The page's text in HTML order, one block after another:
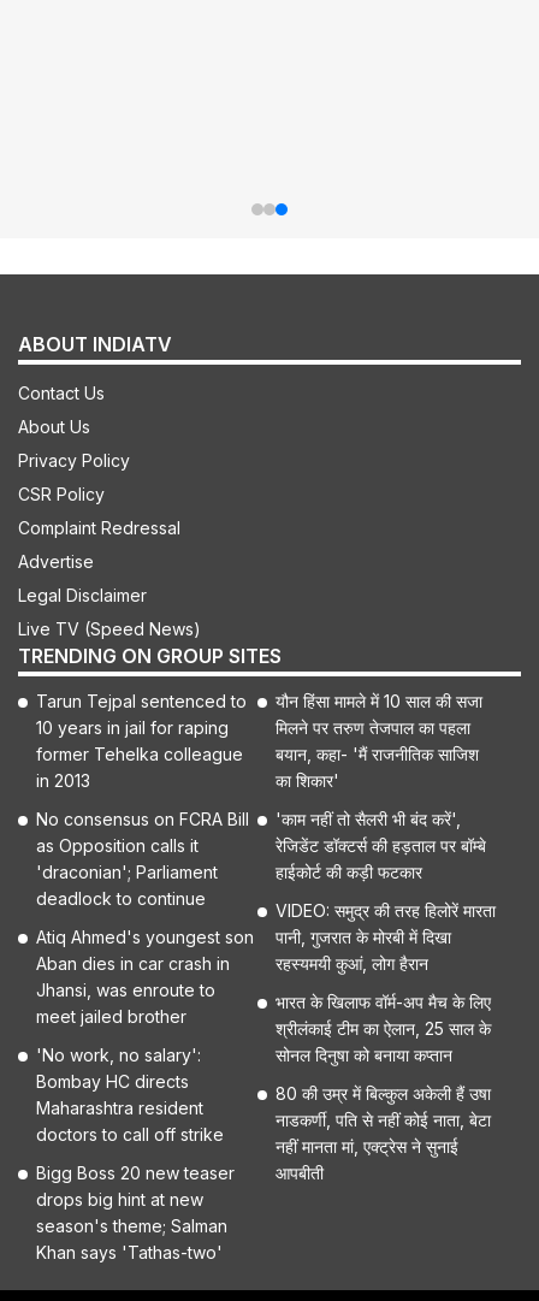
ABOUT INDIATV
Contact Us
About Us
Privacy Policy
CSR Policy
Complaint Redressal
Advertise
Legal Disclaimer
Live TV (Speed News)
TRENDING ON GROUP SITES
Tarun Tejpal sentenced to
10 years in jail for raping
former Tehelka colleague
in 2013
No consensus on FCRA Bill
as Opposition calls it
'draconian'; Parliament
deadlock to continue
Atiq Ahmed's youngest son
Aban dies in car crash in
Jhansi, was enroute to
meet jailed brother
'No work, no salary':
Bombay HC directs
Maharashtra resident
doctors to call off strike
Bigg Boss 20 new teaser
drops big hint at new
season's theme; Salman
Khan says 'Tathas-two'
यौन हिंसा मामले में 10 साल की सजा
मिलने पर तरुण तेजपाल का पहला
बयान, कहा- 'मैं राजनीतिक साजिश
का शिकार'
'काम नहीं तो सैलरी भी बंद करें',
रेजिडेंट डॉक्टर्स की हड़ताल पर बॉम्बे
हाईकोर्ट की कड़ी फटकार
VIDEO: समुद्र की तरह हिलोरें मारता
पानी, गुजरात के मोरबी में दिखा
रहस्यमयी कुआं, लोग हैरान
भारत के खिलाफ वॉर्म-अप मैच के लिए
श्रीलंकाई टीम का ऐलान, 25 साल के
सोनल दिनुषा को बनाया कप्तान
80 की उम्र में बिल्कुल अकेली हैं उषा
नाडकर्णी, पति से नहीं कोई नाता, बेटा
नहीं मानता मां, एक्ट्रेस ने सुनाई
आपबीती